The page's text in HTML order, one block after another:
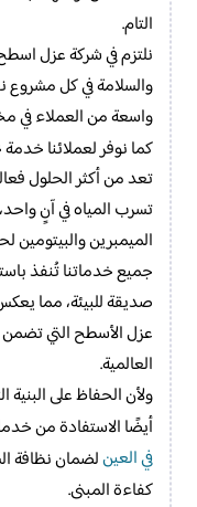
التام.
نلتزم في شركة عزل
والسلامة في كل مشروع
واسعة من العملاء في
كما نوفر لعملائنا خدمة
تعد من أكثر الحلول
تسرب المياه في آنٍ
الميمبرين
جميع خدماتنا تُنفذ
صديقة للبيئة، مما
عزل الأسطح التي تضمن
العالمية.
ولأن الحفاظ على
أيضًا الاستفادة من
في العينلضمان نظافة
كفاءة المبنى.